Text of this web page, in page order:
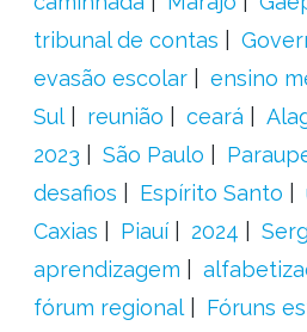
tribunal de contas
evasão escolar
ensino
Sul
reunião ceará
2023
São Paulo
desafios
Espírito Santo
Caxias
Piauí 2024
aprendizagem
fórum regional
Fóruns